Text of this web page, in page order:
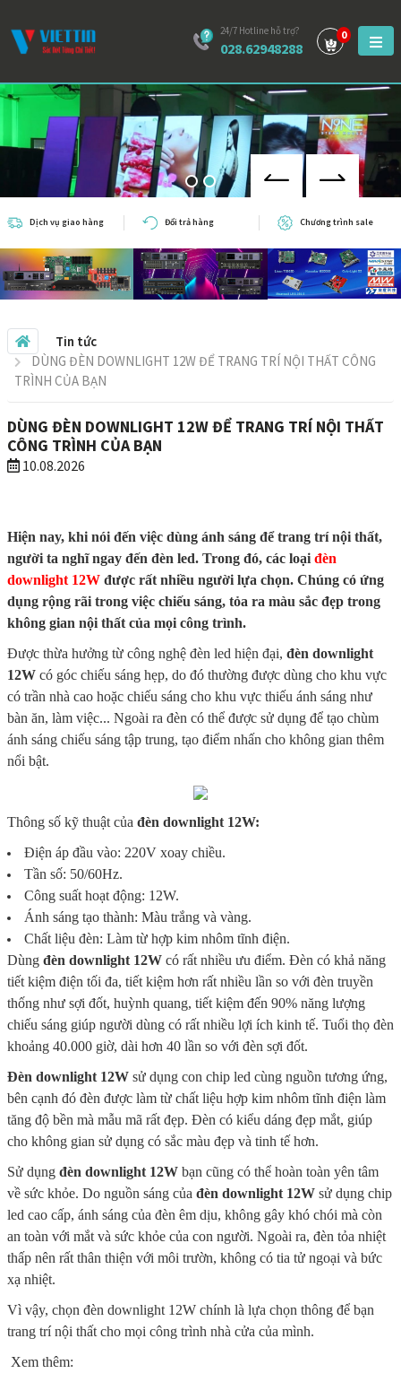
24/7 Hotline hỗ trợ?
028.62948288
0
Dịch vụ giao hàng Đổi trả hàng Chương trình sale
Tin tức
DÙNG ĐÈN DOWNLIGHT 12W ĐỂ TRANG TRÍ NỘI THẤT CÔNG
TRÌNH CỦA BẠN
DÙNG ĐÈN DOWNLIGHT 12W ĐỂ TRANG TRÍ NỘI THẤT
CÔNG TRÌNH CỦA BẠN
10.08.2026
Hiện nay, khi nói đến việc dùng ánh sáng để trang trí nội thất,
người ta nghĩ ngay đến đèn led. Trong đó, các loại đèn
downlight 12W được rất nhiều người lựa chọn. Chúng có ứng
dụng rộng rãi trong việc chiếu sáng, tỏa ra màu sắc đẹp trong
không gian nội thất của mọi công trình.
Được thừa hưởng từ công nghệ đèn led hiện đại, đèn downlight
12W có góc chiếu sáng hẹp, do đó thường được dùng cho khu vực
có trần nhà cao hoặc chiếu sáng cho khu vực thiếu ánh sáng như
bàn ăn, làm việc... Ngoài ra đèn có thể được sử dụng để tạo chùm
ánh sáng chiếu sáng tập trung, tạo điểm nhấn cho không gian thêm
nổi bật.
Thông số kỹ thuật của đèn downlight 12W:
Điện áp đầu vào: 220V xoay chiều.
Tần số: 50/60Hz.
Công suất hoạt động: 12W.
Ánh sáng tạo thành: Màu trắng và vàng.
Chất liệu đèn: Làm từ hợp kim nhôm tĩnh điện.
Dùng đèn downlight 12W có rất nhiều ưu điểm. Đèn có khả năng
tiết kiệm điện tối đa, tiết kiệm hơn rất nhiều lần so với đèn truyền
thống như sợi đốt, huỳnh quang, tiết kiệm đến 90% năng lượng
chiếu sáng giúp người dùng có rất nhiều lợi ích kinh tế. Tuổi thọ đèn
khoảng 40.000 giờ, dài hơn 40 lần so với đèn sợi đốt.
Đèn downlight 12W sử dụng con chip led cùng nguồn tương ứng,
bên cạnh đó đèn được làm từ chất liệu hợp kim nhôm tĩnh điện làm
tăng độ bền mà mẫu mã rất đẹp. Đèn có kiểu dáng đẹp mắt, giúp
cho không gian sử dụng có sắc màu đẹp và tinh tế hơn.
Sử dụng đèn downlight 12W bạn cũng có thể hoàn toàn yên tâm
về sức khỏe. Do nguồn sáng của đèn downlight 12W sử dụng chip
led cao cấp, ánh sáng của đèn êm dịu, không gây khó chói mà còn
an toàn với mắt và sức khỏe của con người. Ngoài ra, đèn tỏa nhiệt
thấp nên rất thân thiện với môi trườn, không có tia tử ngoại và bức
xạ nhiệt.
Vì vậy, chọn đèn downlight 12W chính là lựa chọn thông để bạn
trang trí nội thất cho mọi công trình nhà cửa của mình.
Xem thêm: